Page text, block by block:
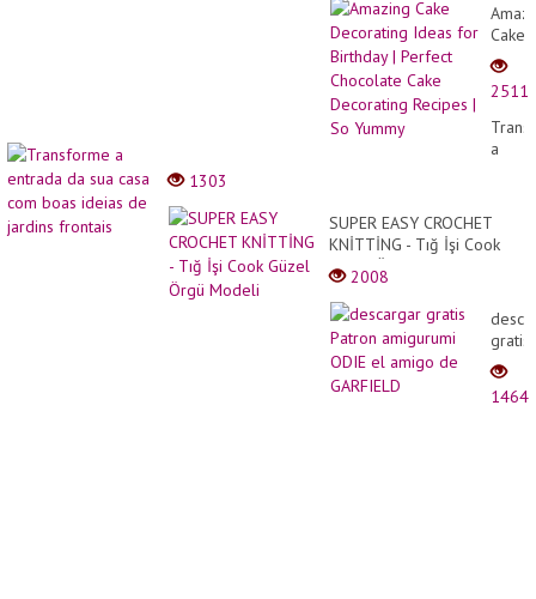
Cake
Ideas
for
|
2511
a
sua
casa
com
de
jardins
1303
SUPER EASY CROCHET
KNİTTİNG - Tığ İşi Cook
Güzel Örgü Modeli
2008
gratis
Patron
ODIE
1464